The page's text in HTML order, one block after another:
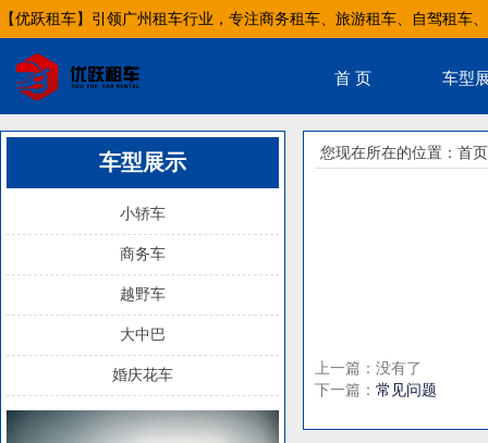
【优跃租车】引领广州租车行业，专注商务租车、旅游租车、自驾租车
首 页 车型
车型展示
小轿车
商务车
越野车
大中巴
婚庆花车
您现在所在的位置： 首页
上一篇：没有了
下一篇： 常见问题